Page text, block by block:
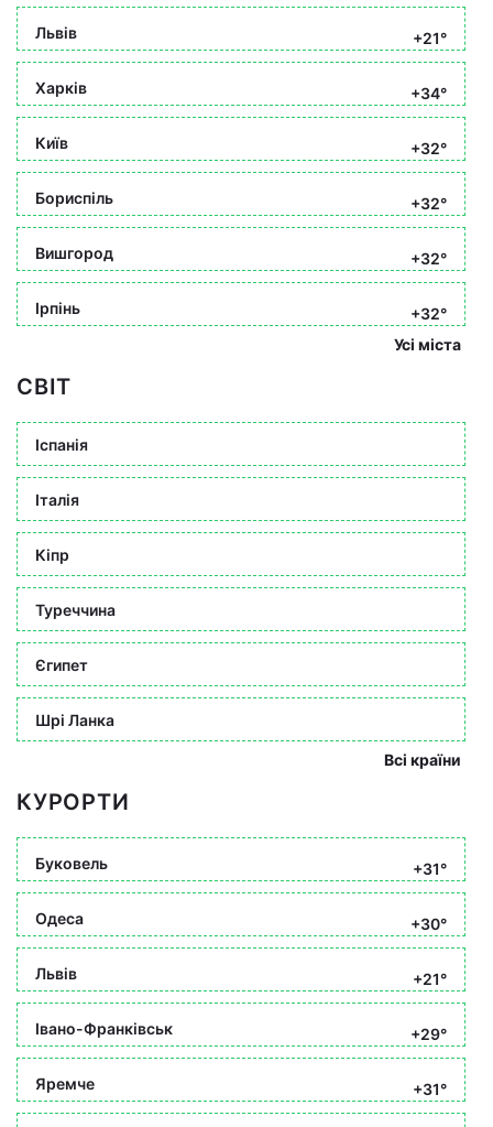
Львів +21°
Харків +34°
Київ +32°
Бориспіль +32°
Вишгород +32°
Ірпінь
+32°
Усі міста
СВІТ
Іспанія
Італія
Кіпр
Туреччина
Єгипет
Шрі Ланка
Всі країни
КУРОРТИ
Буковель +31°
Одеса +30°
Львів +21°
Івано-Франківськ +29°
Яремче +31°